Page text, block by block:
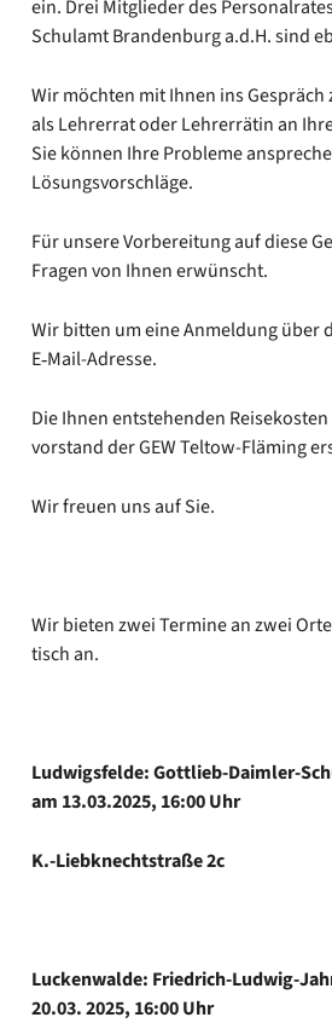
ein. Drei Mit­glie­der des
Schul­amt Bran­den­burg a.d.H. sind
Wir möch­ten mit Ihnen ins
als Leh­rer­rat oder Leh­rer­rä­tin an
Sie kön­nen Ihre Pro­ble­me
Lösungs­vor­schlä­ge.
Für unse­re Vor­be­rei­tung auf die­se
Fra­gen von Ihnen erwünscht.
Wir bit­ten um eine Anmel­dung über
E‑Mail-Adresse.
Die Ihnen ent­ste­hen­den
vor­stand der GEW Teltow-Fläming
Wir freu­en uns auf Sie.
Wir bie­ten zwei Ter­mi­ne an zwei
tisch an.
Lud­wigs­fel­de: Gottlieb-Daimler-
am 13.03.2025, 16:00 Uhr
K.-Liebknechtstraße 2c
Lucken­wal­de: Friedrich-Ludwig-
20.03. 2025, 16:00 Uhr